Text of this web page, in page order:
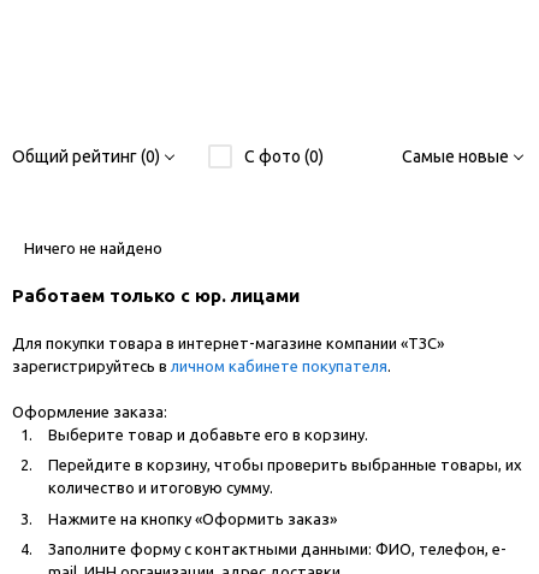
Общий рейтинг (0) С фото (0) Самые новые
Ничего не найдено
Работаем только с юр. лицами
Для покупки товара в интернет-магазине компании «ТЗС»
зарегистрируйтесь в личном кабинете покупателя.
Оформление заказа:
Выберите товар и добавьте его в корзину.
Перейдите в корзину, чтобы проверить выбранные товары, их
количество и итоговую сумму.
Нажмите на кнопку «Оформить заказ»
Заполните форму с контактными данными: ФИО, телефон, e-